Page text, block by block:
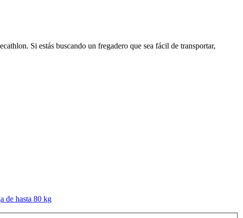
Si estás buscando un fregadero que sea fácil de transportar,
de hasta 80 kg